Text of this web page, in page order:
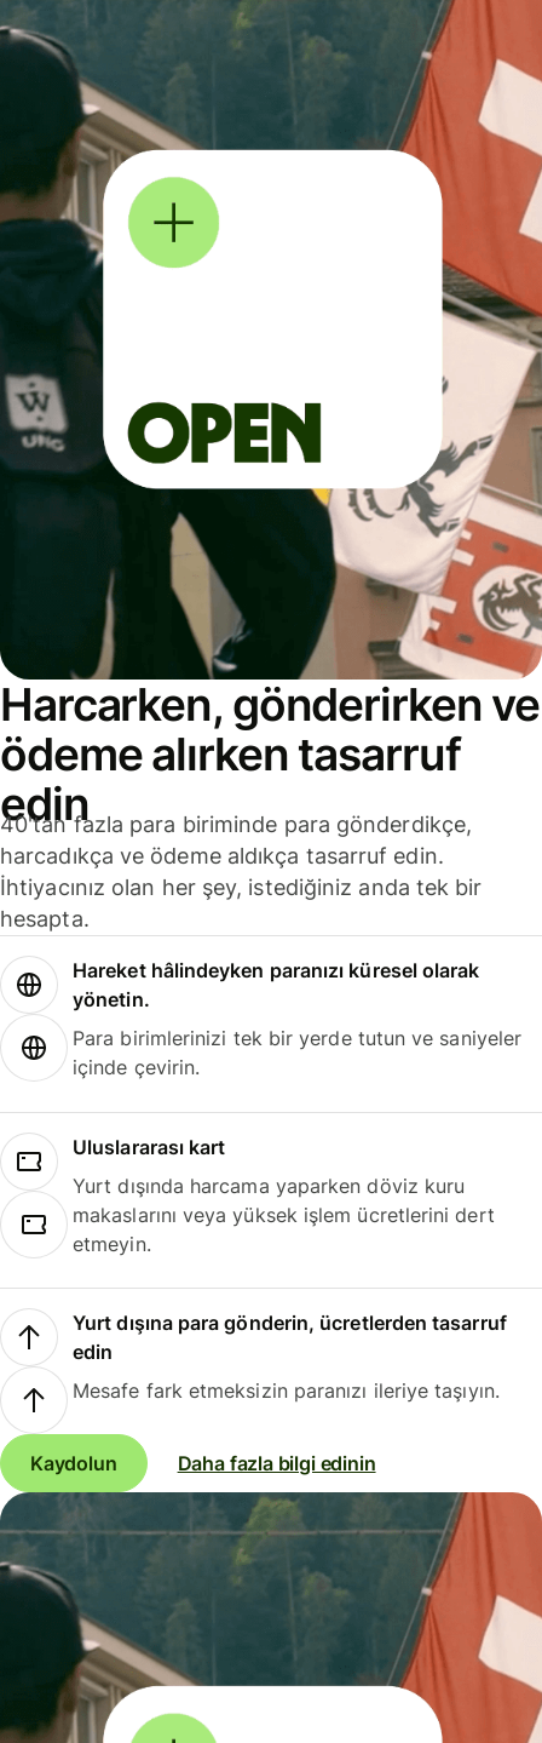
Harcarken, gönderirken ve
ödeme alırken tasarruf
edin
40'tan fazla para biriminde para gönderdikçe,
harcadıkça ve ödeme aldıkça tasarruf edin.
İhtiyacınız olan her şey, istediğiniz anda tek bir
hesapta.
Hareket hâlindeyken paranızı küresel olarak
yönetin.
Para birimlerinizi tek bir yerde tutun ve saniyeler
içinde çevirin.
Uluslararası kart
Yurt dışında harcama yaparken döviz kuru
makaslarını veya yüksek işlem ücretlerini dert
etmeyin.
Yurt dışına para gönderin, ücretlerden tasarruf
edin
Mesafe fark etmeksizin paranızı ileriye taşıyın.
Kaydolun Daha fazla bilgi edinin